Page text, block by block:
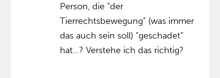
Person, die “der
Tierrechtsbewegung” (was immer
das auch sein soll) “geschadet”
hat…? Verstehe ich das richtig?